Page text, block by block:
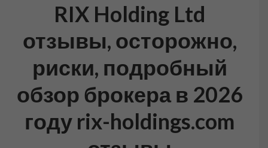
RIX Holding Ltd
отзывы, осторожно,
риски, подробный
обзор брокера в 2026
году rix-holdings.com